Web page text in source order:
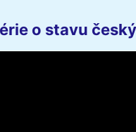
o stavu